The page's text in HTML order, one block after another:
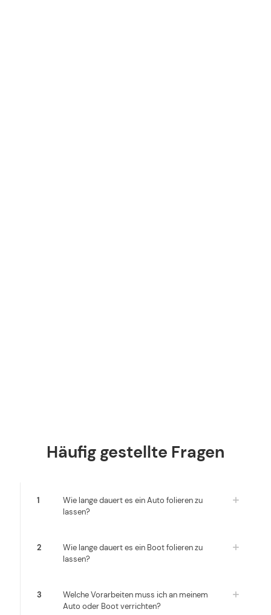
Häufig gestellte Fragen
1
Wie lange dauert es ein Auto folieren zu
lassen?
2
Wie lange dauert es ein Boot folieren zu
lassen?
3
Welche Vorarbeiten muss ich an meinem
Auto oder Boot verrichten?